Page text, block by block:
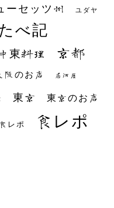
ーセッツ州 ユダヤ
べ記
東料理 京都
阪のお店 居酒屋
東京 東京のお店
レポ 食レポ